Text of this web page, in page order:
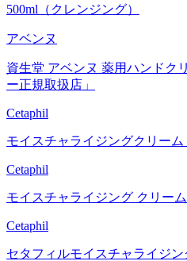
500ml（クレンジング）
アベンヌ
資生堂 アベンヌ 薬用ハンドク
ー正規取扱店」
Cetaphil
モイスチャライジングクリーム
Cetaphil
モイスチャライジング クリー
Cetaphil
セタフィルモイスチャライジン